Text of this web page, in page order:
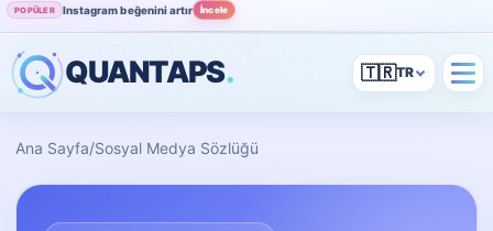
POPÜLER Instagram beğenini artır İncele
QUANTAPS. 🇹🇷
Ana Sayfa/Sosyal Medya Sözlüğü